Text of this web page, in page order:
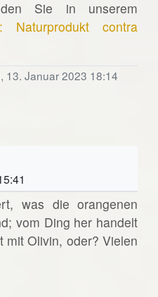
Sie in unserem
Naturprodukt contra
13. Januar 2023 18:14
was die orangenen
vom Ding her handelt
mit Olivin, oder? Vielen